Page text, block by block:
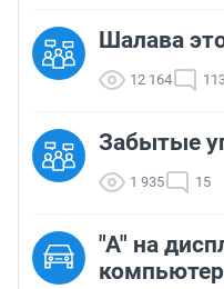
Шалава
12 164
Забытые
1 935 15
"A" на